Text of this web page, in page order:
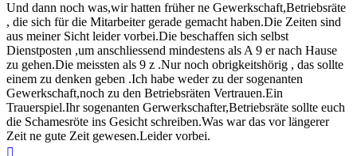
Und dann noch was,wir hatten früher ne Gewerkschaft,Betriebsräte
, die sich für die Mitarbeiter gerade gemacht haben.Die Zeiten sind
aus meiner Sicht leider vorbei.Die beschaffen sich selbst
Dienstposten ,um anschliessend mindestens als A 9 er nach Hause
zu gehen.Die meissten als 9 z .Nur noch obrigkeitshörig , das sollte
einem zu denken geben .Ich habe weder zu der sogenanten
Gewerkschaft,noch zu den Betriebsräten Vertrauen.Ein
Trauerspiel.Ihr sogenanten Gerwerkschafter,Betriebsräte sollte euch
die Schamesröte ins Gesicht schreiben.Was war das vor längerer
Zeit ne gute Zeit gewesen.Leider vorbei.